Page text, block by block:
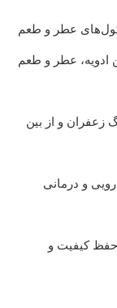
عطر و طعم
ادویه، عطر و طعم
زعفران و از بین
و درمانی
حفظ کیفیت و